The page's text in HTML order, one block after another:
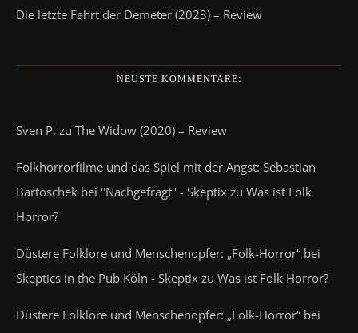
Die letzte Fahrt der Demeter (2023) – Review
NEUSTE KOMMENTARE:
Sven P. zu The Widow (2020) – Review
Folkhorrorfilme und das Spiel mit der Angst: Sebastian
Bartoschek bei "Nachgefragt" - Skeptix zu Was ist Folk
Horror?
Düstere Folklore und Menschenopfer: „Folk-Horror“ bei
Skeptics in the Pub Köln - Skeptix zu Was ist Folk Horror?
Düstere Folklore und Menschenopfer: „Folk-Horror“ bei